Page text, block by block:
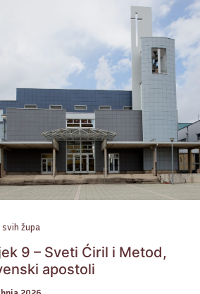
župa
9 – Sveti Ćiril i Metod,
apostoli